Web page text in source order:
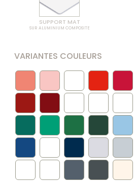
SUPPORT MAT
SUR ALUMINIUM COMPOSITE
VARIANTES COULEURS